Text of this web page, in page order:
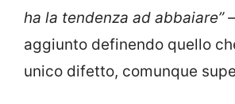
ha la tendenza ad abbaiare” –
aggiunto definendo quello
unico difetto, comunque